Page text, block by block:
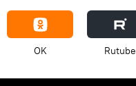
OK Rutube